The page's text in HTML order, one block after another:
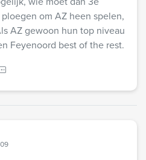
om AZ heen spelen,
AZ gewoon hun top niveau
Feyenoord best of the rest.